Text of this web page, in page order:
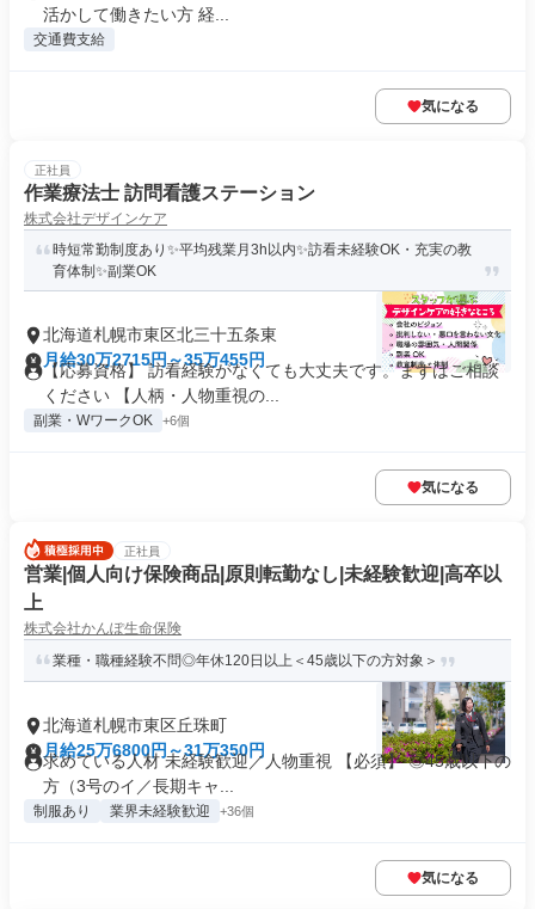
活かして働きたい方 経...
交通費支給
気になる
正社員
作業療法士 訪問看護ステーション
株式会社デザインケア
時短常勤制度あり✨平均残業月3h以内✨訪看未経験OK・充実の教
育体制✨副業OK
北海道札幌市東区北三十五条東
月給30万2715円～35万455円
【応募資格】 訪看経験がなくても大丈夫です。まずはご相談
ください 【人柄・人物重視の...
副業・WワークOK +6個
気になる
正社員
営業|個人向け保険商品|原則転勤なし|未経験歓迎|高卒以
上
株式会社かんぽ生命保険
業種・職種経験不問◎年休120日以上＜45歳以下の方対象＞
北海道札幌市東区丘珠町
月給25万6800円～31万350円
求めている人材 未経験歓迎／人物重視 【必須】 ◎45歳以下の
方（3号のイ／長期キャ...
制服あり 業界未経験歓迎 +36個
気になる